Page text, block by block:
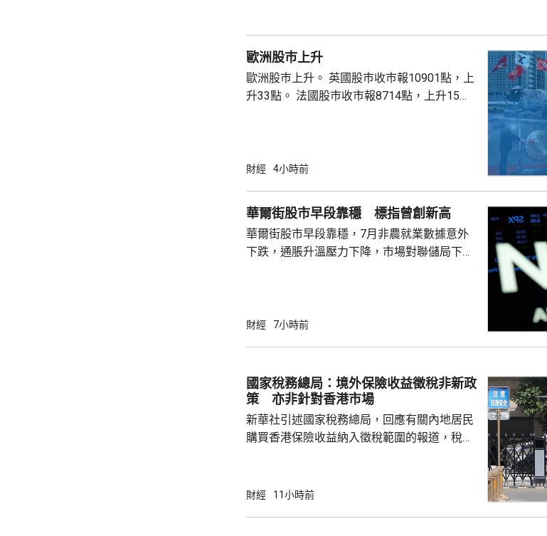
歐洲股巿上升
歐洲股巿上升。 英國股巿收巿報10901點，上
升33點。 法國股巿收巿報8714點，上升15
財經 4小時前
華爾街股市早段靠穩 標指曾創新高
華爾街股市早段靠穩，7月非農就業數據意外
下跌，通脹升溫壓力下降，市場對聯儲局下月
53965點，升80點； 標準普爾500指數報7737
財經 7小時前
國家稅務總局：境外保險收益徵稅非新政
策 亦非針對香港市場
新華社引述國家稅務總局，回應有關內地居民
購買香港保險收益納入徵稅範圍的報道，稅務
行納稅義務，境外保險收益也屬於應納稅所得
財經 11小時前